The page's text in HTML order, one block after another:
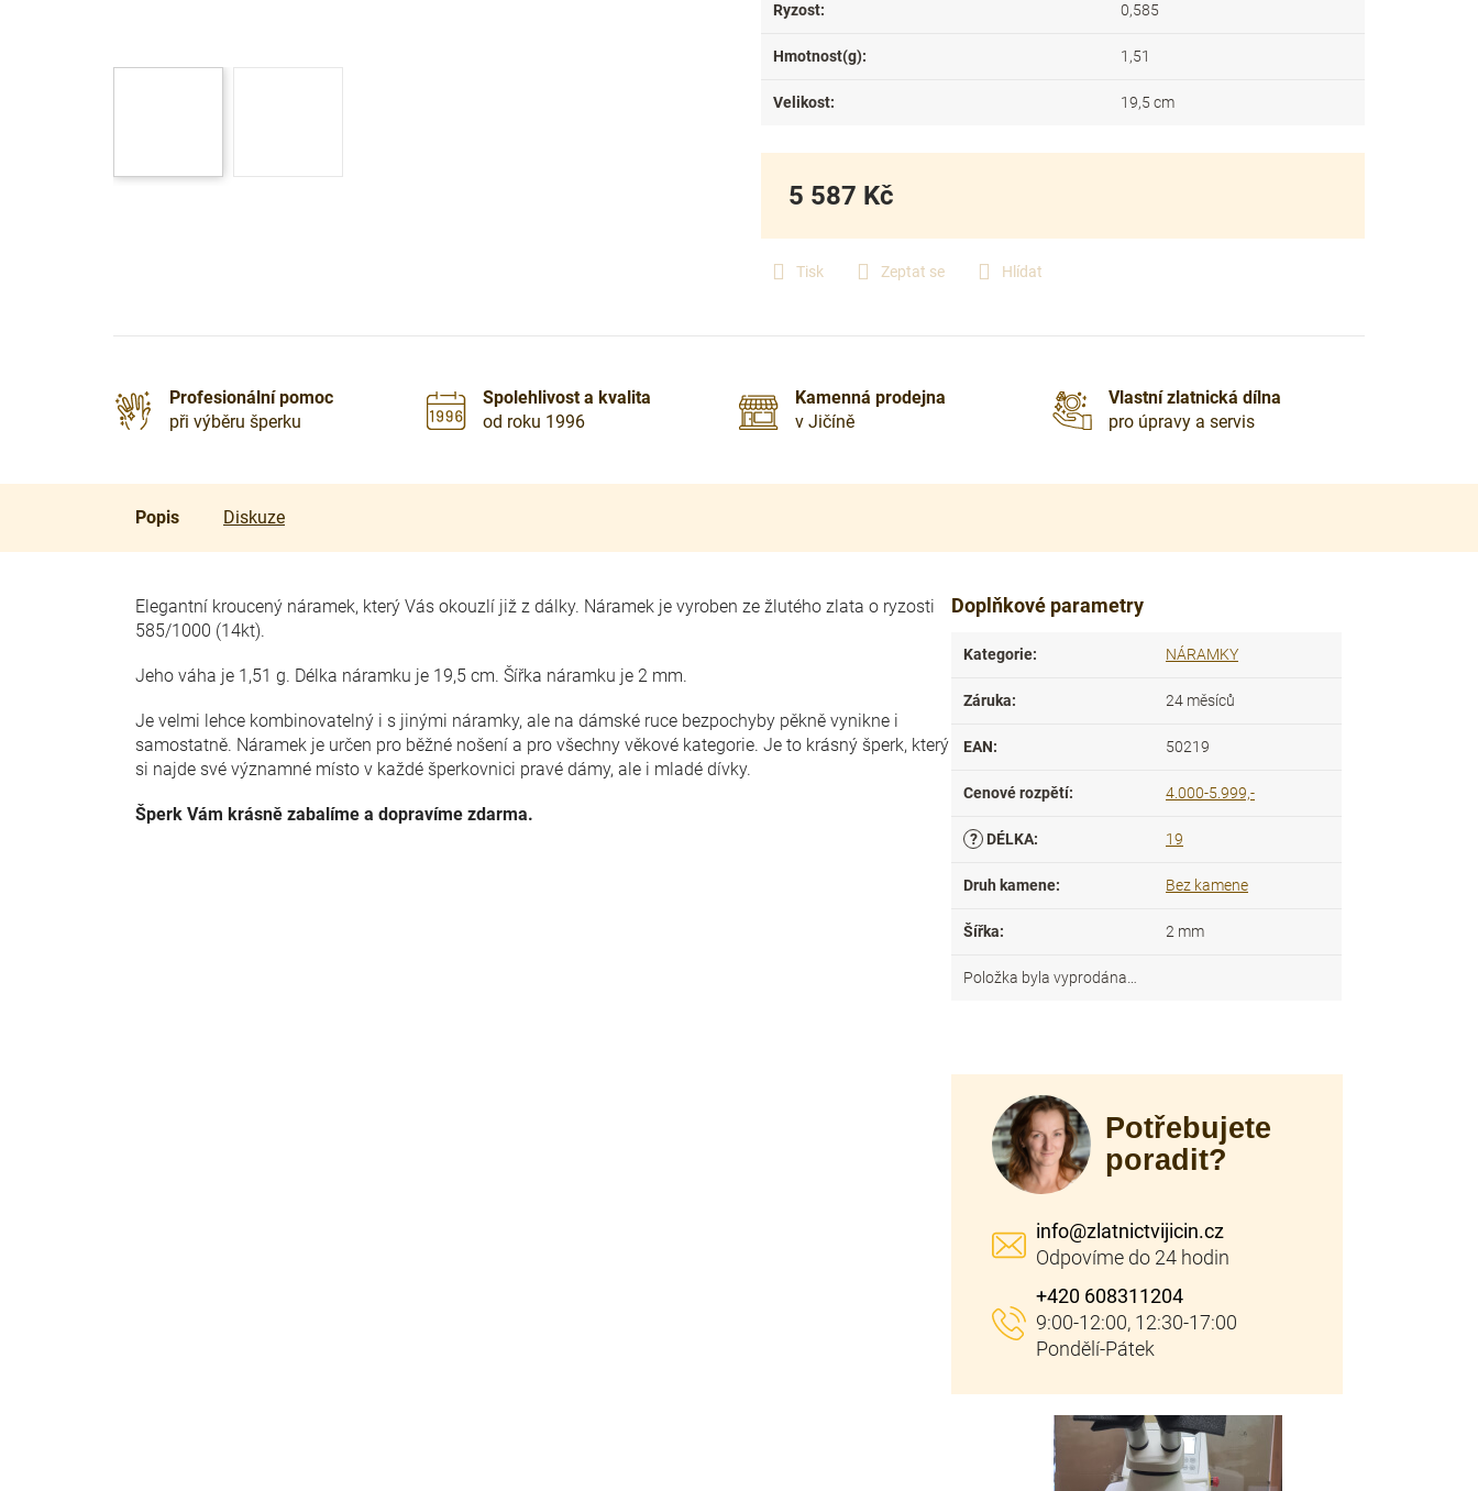
Tisk Zeptat se Hlídat
5 587 Kč
cena:
Ryzost: 0,585
Hmotnost(g): 1,51
Velikost: 19,5 cm
Profesionální pomoc
při výběru šperku
Spolehlivost a kvalita
od roku 1996
Kamenná prodejna
v Jičíně
Vlastní zlatnická dílna
pro úpravy a servis
Popis Diskuze
Elegantní kroucený náramek, který Vás okouzlí již z dálky. Náramek je vyroben ze žlutého zlata o ryzosti
585/1000 (14kt).
Jeho váha je 1,51 g. Délka náramku je 19,5 cm. Šířka náramku je 2 mm.
Je velmi lehce kombinovatelný i s jinými náramky, ale na dámské ruce bezpochyby pěkně vynikne i
samostatně. Náramek je určen pro běžné nošení a pro všechny věkové kategorie. Je to krásný šperk, který
si najde své významné místo v každé šperkovnici pravé dámy, ale i mladé dívky.
Šperk Vám krásně zabalíme a dopravíme zdarma.
Doplňkové parametry
Kategorie: NÁRAMKY
Záruka: 24 měsíců
EAN: 50219
Cenové rozpětí: 4.000-5.999,-
? DÉLKA: 19
Druh kamene: Bez kamene
Šířka: 2 mm
Položka byla vyprodána…
Potřebujete
poradit?
info@zlatnictvijicin.cz
+420 608311204